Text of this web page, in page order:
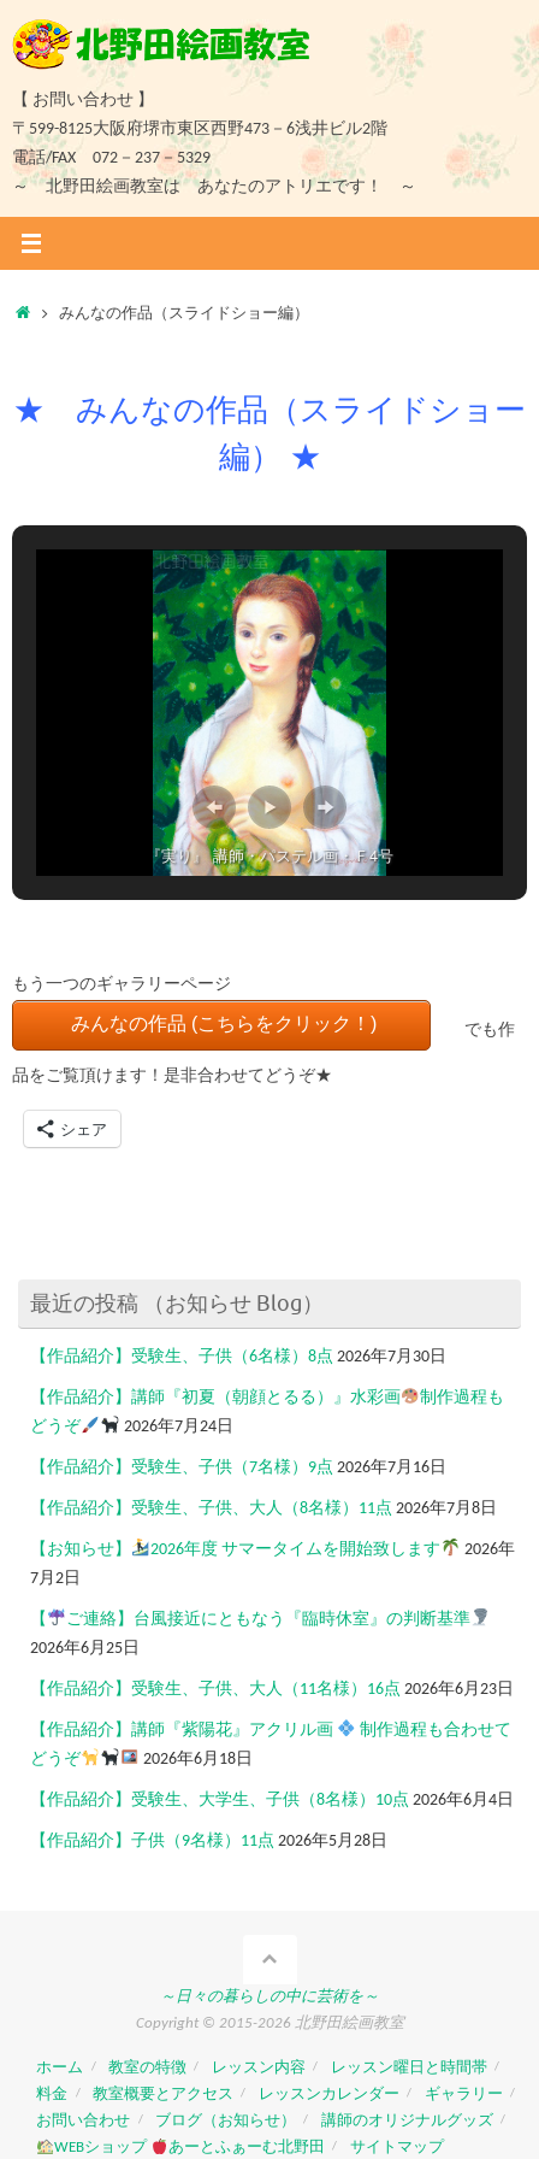
ン
ツ
へ
キ
プ
【 お問い合わせ 】
〒599-8125大阪府堺市東区西野473－6浅井ビル2階
電話/FAX 072－237－5329
～ 北野田絵画教室は あなたのアトリエです！ ～
ホ
みんなの作品（スライドショー編）
★ みんなの作品（スライドショー
編） ★
『実り』 講師・パステル画・Ｆ4号
もう一つのギャラリーページ
みんなの作品 (こちらをクリック！) でも作
品をご覧頂けます！是非合わせてどうぞ★
シェア
最近の投稿 （お知らせ Blog）
【作品紹介】受験生、子供（6名様）8点 2026年7月30日
【作品紹介】講師『初夏（朝顔とるる）』水彩画
制作過程も
どうぞ
2026年7月24日
【作品紹介】受験生、子供（7名様）9点 2026年7月16日
【作品紹介】受験生、子供、大人（8名様）11点 2026年7月8日
【お知らせ】 2026年度 サマータイムを開始致します
2026年
7月2日
【
ご連絡】台風接近にともなう『臨時休室』の判断基準
2026年6月25日
【作品紹介】受験生、子供、大人（11名様）16点 2026年6月23日
【作品紹介】講師『紫陽花』アクリル画
制作過程も合わせて
どうぞ
2026年6月18日
【作品紹介】受験生、大学生、子供（8名様）10点 2026年6月4日
【作品紹介】子供（9名様）11点 2026年5月28日
～日々の暮らしの中に芸術を～
Copyright © 2015-2026 北野田絵画教室
ホーム 教室の特徴 レッスン内容
レッスン曜日と時間帯
料金
教室概要とアクセス レッスンカレンダー
ギャラリー
お問い合わせ
ブログ（お知らせ）
講師のオリジナルグッズ
WEBショップ
あーとふぁーむ北野田 サイトマップ